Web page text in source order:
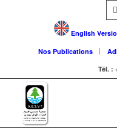
English
Nos Publications
Tél. :